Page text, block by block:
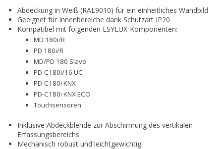
Abdeckung in Weiß (RAL9010) für ein einheitliches Wandbild
Geeignet für Innenbereiche dank Schutzart IP20
Kompatibel mit folgenden ESYLUX-Komponenten:
MD 180i/R
PD 180i/R
MD/PD 180 Slave
PD-C180i/16 UC
PD-C180i KNX
PD-C180i KNX ECO
Touchsensoren
Inklusive Abdeckblende zur Abschirmung des vertikalen
Erfassungsbereichs
Mechanisch robust und leichtgewichtig